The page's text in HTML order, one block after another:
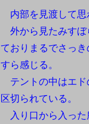
内部を見渡して思
外から見たみすぼ
ておりまるでさっ
すら感じる。
テントの中はエド
区切られている。
入り口から入った